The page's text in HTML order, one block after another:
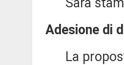
Adesione di
La